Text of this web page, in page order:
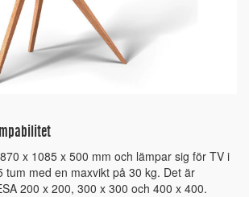
x 1085 x 500 mm och lämpar sig för TV i
tum med en maxvikt på 30 kg. Det är
200 x 200, 300 x 300 och 400 x 400.